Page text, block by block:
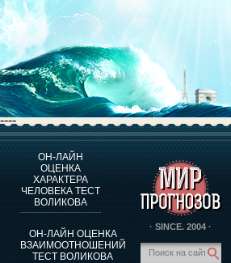
----
ОН-ЛАЙН
ОЦЕНКА
ХАРАКТЕРА
ЧЕЛОВЕКА ТЕСТ
ВОЛИКОВА
ОН-ЛАЙН ОЦЕНКА
ВЗАИМООТНОШЕНИЙ
ТЕСТ ВОЛИКОВА
· SINCE. 2004 ·
О ПРОГРАММЕ
ОЦЕНКА ХАРАКТЕРA
ОЦЕНКА ХАРАКТЕРА
О ПРОГРАММЕ
ТЕСТ НА СОВМЕСТИМОСТЬ
ПРОГНОЗЫ И